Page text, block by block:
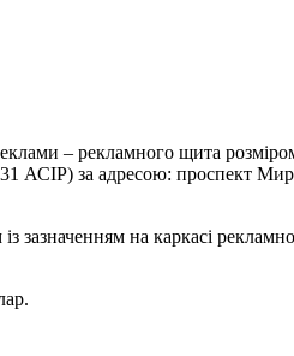
– рекламного щита
АСІР) за адресою: проспект
зазначенням на каркасі